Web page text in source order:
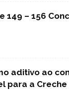
149 – 156
aditivo ao
para a Creche